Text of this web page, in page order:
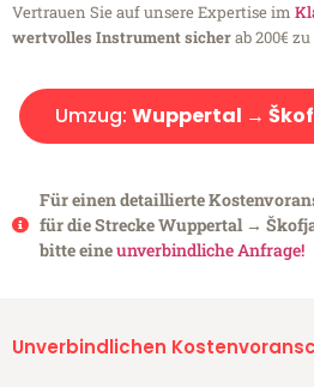
Vertrauen Sie auf unsere Expertise im
wertvolles Instrument sicherab 200€
Umzug: Wuppertal →
Für einen detaillierte
für die Strecke Wuppertal →
bitte eineunverbindliche Anfrage!
Unverbindlichen